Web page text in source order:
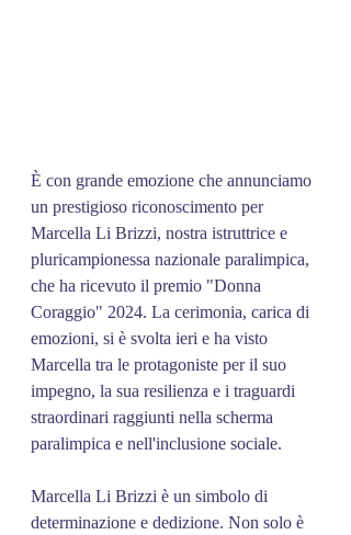
È con grande emozione che annunciamo
un prestigioso riconoscimento per
Marcella Li Brizzi, nostra istruttrice e
pluricampionessa nazionale paralimpica,
che ha ricevuto il premio "Donna
Coraggio" 2024. La cerimonia, carica di
emozioni, si è svolta ieri e ha visto
Marcella tra le protagoniste per il suo
impegno, la sua resilienza e i traguardi
straordinari raggiunti nella scherma
paralimpica e nell'inclusione sociale.
Marcella Li Brizzi è un simbolo di
determinazione e dedizione. Non solo è